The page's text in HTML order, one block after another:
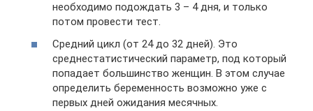
необходимо подождать 3 – 4 дня, и только
потом провести тест.
Средний цикл (от 24 до 32 дней). Это
среднестатистический параметр, под который
попадает большинство женщин. В этом случае
определить беременность возможно уже с
первых дней ожидания месячных.